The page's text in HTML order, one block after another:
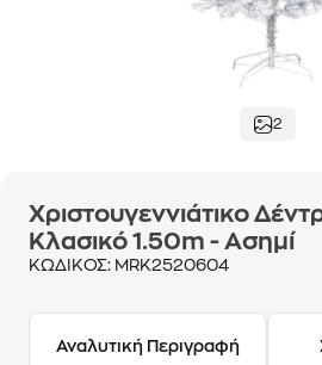
2
Χριστουγεννιάτικο
Κλασικό 1.50m - Ασημί
ΚΩΔΙΚΟΣ: MRK2520604
Αναλυτική Περιγραφή